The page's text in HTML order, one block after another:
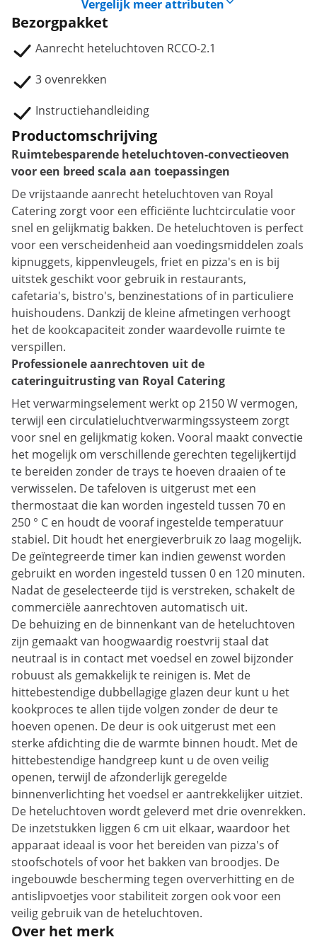
Vergelijk meer attributen
Bezorgpakket
Aanrecht heteluchtoven RCCO-2.1
3 ovenrekken
Instructiehandleiding
Productomschrijving
Ruimtebesparende heteluchtoven-convectieoven
voor een breed scala aan toepassingen
De vrijstaande aanrecht heteluchtoven van Royal
Catering zorgt voor een efficiënte luchtcirculatie voor
snel en gelijkmatig bakken. De heteluchtoven is perfect
voor een verscheidenheid aan voedingsmiddelen zoals
kipnuggets, kippenvleugels, friet en pizza's en is bij
uitstek geschikt voor gebruik in restaurants,
cafetaria's, bistro's, benzinestations of in particuliere
huishoudens. Dankzij de kleine afmetingen verhoogt
het de kookcapaciteit zonder waardevolle ruimte te
verspillen.
Professionele aanrechtoven uit de
cateringuitrusting van Royal Catering
Het verwarmingselement werkt op 2150 W vermogen,
terwijl een circulatieluchtverwarmingssysteem zorgt
voor snel en gelijkmatig koken. Vooral maakt convectie
het mogelijk om verschillende gerechten tegelijkertijd
te bereiden zonder de trays te hoeven draaien of te
verwisselen. De tafeloven is uitgerust met een
thermostaat die kan worden ingesteld tussen 70 en
250 ° C en houdt de vooraf ingestelde temperatuur
stabiel. Dit houdt het energieverbruik zo laag mogelijk.
De geïntegreerde timer kan indien gewenst worden
gebruikt en worden ingesteld tussen 0 en 120 minuten.
Nadat de geselecteerde tijd is verstreken, schakelt de
commerciële aanrechtoven automatisch uit.
De behuizing en de binnenkant van de heteluchtoven
zijn gemaakt van hoogwaardig roestvrij staal dat
neutraal is in contact met voedsel en zowel bijzonder
robuust als gemakkelijk te reinigen is. Met de
hittebestendige dubbellagige glazen deur kunt u het
kookproces te allen tijde volgen zonder de deur te
hoeven openen. De deur is ook uitgerust met een
sterke afdichting die de warmte binnen houdt. Met de
hittebestendige handgreep kunt u de oven veilig
openen, terwijl de afzonderlijk geregelde
binnenverlichting het voedsel er aantrekkelijker uitziet.
De heteluchtoven wordt geleverd met drie ovenrekken.
De inzetstukken liggen 6 cm uit elkaar, waardoor het
apparaat ideaal is voor het bereiden van pizza's of
stoofschotels of voor het bakken van broodjes. De
ingebouwde bescherming tegen oververhitting en de
antislipvoetjes voor stabiliteit zorgen ook voor een
veilig gebruik van de heteluchtoven.
Over het merk